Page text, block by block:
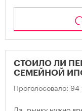
СТОИЛО ЛИ
СЕМЕЙНОЙ
Проголосовало: 94